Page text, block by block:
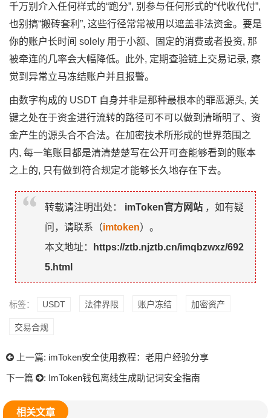
千万别介入任何样式的“跑分”, 别参与任何形式的“代收代付”,
也别搞“搬砖套利”, 这些行径常常被用以遮盖非法资金。要是
你的账户长时间 solely 用于小额、固定的消费或者投资, 那
被牵连的几率会大幅降低。此外, 定期查验链上交易记录, 察
觉到异常立马冻结账户并且报警。
由数字构成的 USDT 自身并非是那种最根本的罪恶源头, 关
键之处在于资金进行流转的路径可不可以做到清晰明了、资
金产生的源头合不合法。在加密技术所形成的世界范围之
内, 每一笔账目都是清清楚楚写在公开可查能够看到的账本
之上的, 只有做到符合规定才能够长久地存在下去。
转载请注明出处： imToken官方网站 ，如有疑
问，请联系（imtoken）。
本文地址：
https://ztb.njztb.cn/imqbzwxz/692
5.html
标签： USDT 法律界限 账户冻结 加密资产
交易合规
上一篇: imToken安全使用教程：老用户经验分享
下一篇
: ImToken钱包离线生成助记词安全指南
相关文章